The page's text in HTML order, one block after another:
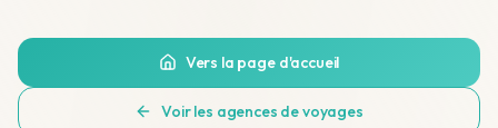
Vers la page d'accueil
Voir les agences de voyages